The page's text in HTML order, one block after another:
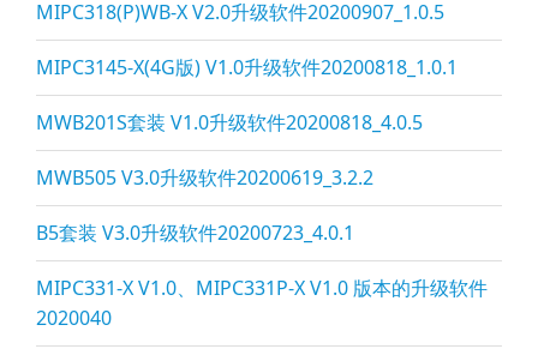
MIPC318(P)WB-X V2.0升级软件20200907_1.0.5
MIPC3145-X(4G版) V1.0升级软件20200818_1.0.1
MWB201S套装 V1.0升级软件20200818_4.0.5
MWB505 V3.0升级软件20200619_3.2.2
B5套装 V3.0升级软件20200723_4.0.1
MIPC331-X V1.0、MIPC331P-X V1.0 版本的升级软件
2020040